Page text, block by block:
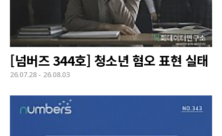
[넘버즈 344호] 청소년 혐오 표현 실태
26.07.28 - 26.08.03